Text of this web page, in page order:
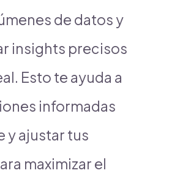
de datos y
insights precisos
Esto te ayuda a
informadas
y ajustar tus
maximizar el